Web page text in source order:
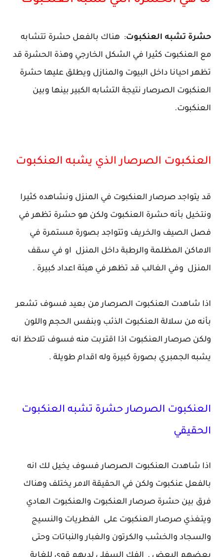
حشرة تشبه العنكبوت: هناك بالفعل حشرة تتشابه
مع العنكبوت كثيرا في الشكل الخارجي وهذة الحشرة قد
تظهر احيانا داخل البيوت والمنازل ويطلق عليها حشرة
العنكبوت الصرصار نتيجة التشابه الكبير بينها وبين
العنكبوت.
العنكبوت الصرصار الذي يشبه العنكبوت
قد يتواجد صرصار العنكبوت في المنزل ونشاهده كثيرا
ونتخيل بأنه حشرة العنكبوت ولكن هو حشرة تظهر في
فصل الصيف والخريف وتتواجد بصورة مستمرة في
الاماكن المظلمة والرطبة داخل المنزل او في سقف
المنزل وفي الغالب قد تظهر في هيئة اعداد كبيرة .
اذا شاهدت العنكبوت الصرصار من بعيد فسوف تشعر
بأنه من سلالة العنكبوت الذئب وبنفس الحجم واللون
ولكن صرصار العنكبوت اذا اقتربت منه فسوف تلاحظ انه
يشبه الجمبري بصورة كبيرة وله اقدام طويلة .
العنكبوت الصرصار حشرة تشبه العنكبوت
الحقيقي
اذا شاهدت العنكبوت الصرصار فسوف يخيل لك انه
بالفعل عنكبوت ولكن في الحقيقة الامر يختلف وهناك
فرق بين حشرة صرصار العنكبوت والعنكبوت العادي
ويتغذي صرصار العنكبوت على الفطريات والنسيج
والسجاد والخشب والكرتون والغبار والنباتات وحتى